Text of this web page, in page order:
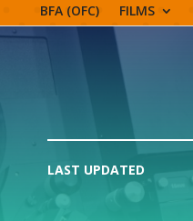
BFA (OFC) FILMS
LAST UPDATED